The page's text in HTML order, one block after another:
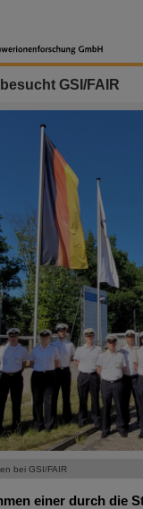
GSI/FAIR
bei GSI/FAIR
einer durch die